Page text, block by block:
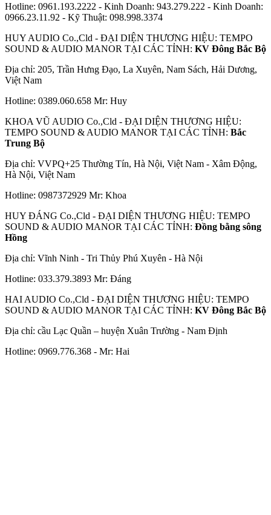
Hotline: 0961.193.2222 - Kinh Doanh: 943.279.222 - Kinh Doanh:
0966.23.11.92 - Kỹ Thuật: 098.998.3374
HUY AUDIO Co.,Cld - ĐẠI DIỆN THƯƠNG HIỆU: TEMPO
SOUND & AUDIO MANOR TẠI CÁC TỈNH: KV Đông Bắc Bộ
Địa chỉ: 205, Trần Hưng Đạo, La Xuyên, Nam Sách, Hải Dương,
Việt Nam
Hotline: 0389.060.658 Mr: Huy
KHOA VŨ AUDIO Co.,Cld - ĐẠI DIỆN THƯƠNG HIỆU:
TEMPO SOUND & AUDIO MANOR TẠI CÁC TỈNH: Bắc
Trung Bộ
Địa chỉ: VVPQ+25 Thường Tín, Hà Nội, Việt Nam - Xâm Động,
Hà Nội, Việt Nam
Hotline: 0987372929 Mr: Khoa
HUY ĐÁNG Co.,Cld - ĐẠI DIỆN THƯƠNG HIỆU: TEMPO
SOUND & AUDIO MANOR TẠI CÁC TỈNH: Đồng bằng sông
Hồng
Địa chỉ: Vĩnh Ninh - Tri Thủy Phú Xuyên - Hà Nội
Hotline: 033.379.3893 Mr: Đáng
HAI AUDIO Co.,Cld - ĐẠI DIỆN THƯƠNG HIỆU: TEMPO
SOUND & AUDIO MANOR TẠI CÁC TỈNH: KV Đông Bắc Bộ
Địa chỉ: cầu Lạc Quần – huyện Xuân Trường - Nam Định
Hotline: 0969.776.368 - Mr: Hai